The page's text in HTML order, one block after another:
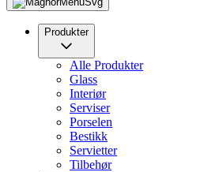
Produkter
Alle Produkter
Glass
Interiør
Serviser
Porselen
Bestikk
Servietter
Tilbehør